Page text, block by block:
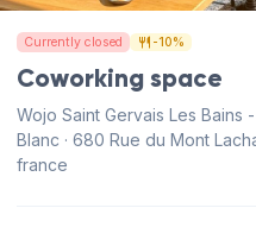
Currently closed -10%
Coworking space
Wojo Saint Gervais Les
Blanc · 680 Rue du Mont
france